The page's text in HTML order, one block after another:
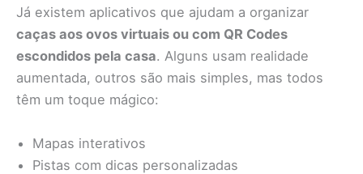
Já existem aplicativos que ajudam a organizar
caças aos ovos virtuais ou com QR Codes
escondidos pela casa. Alguns usam realidade
aumentada, outros são mais simples, mas todos
têm um toque mágico:
Mapas interativos
Pistas com dicas personalizadas